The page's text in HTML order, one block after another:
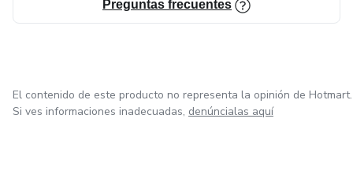
Preguntas frecuentes
El contenido de este producto no representa la opinión de Hotmart.
Si ves informaciones inadecuadas, denúncialas aquí